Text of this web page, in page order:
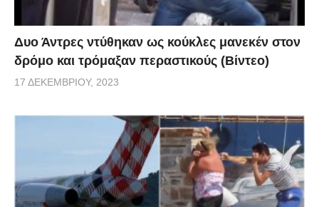
Δυο Άντρες ντύθηκαν ως κούκλες μανεκέν στον
δρόμο και τρόμαξαν περαστικούς (Βίντεο)
17 ΔΕΚΕΜΒΡΊΟΥ, 2023